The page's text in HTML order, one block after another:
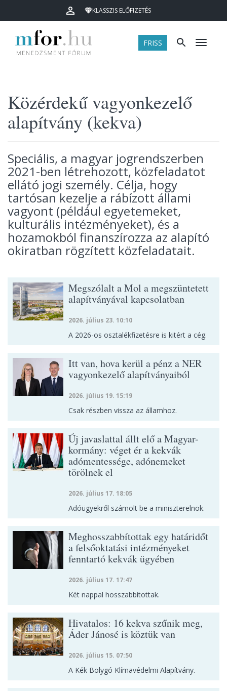
KLASSZIS ELŐFIZETÉS
FRISS Menü
Közérdekű vagyonkezelő
alapítvány (kekva)
Speciális, a magyar jogrendszerben
2021-ben létrehozott, közfeladatot
ellátó jogi személy. Célja, hogy
tartósan kezelje a rábízott állami
vagyont (például egyetemeket,
kulturális intézményeket), és a
hozamokból finanszírozza az alapító
okiratban rögzített közfeladatait.
Megszólalt a Mol a megszüntetett
alapítványával kapcsolatban
2026. július 23. 10:10
A 2026-os osztalékfizetésre is kitért a cég.
Itt van, hova kerül a pénz a NER
vagyonkezelő alapítványaiból
2026. július 19. 15:19
Csak részben vissza az államhoz.
Új javaslattal állt elő a Magyar-
kormány: véget ér a kekvák
adómentessége, adónemeket
törölnek el
2026. július 17. 18:05
Adóügyekről számolt be a miniszterelnök.
Meghosszabbítottak egy határidőt
a felsőoktatási intézményeket
fenntartó kekvák ügyében
2026. július 17. 17:47
Két nappal hosszabbítottak.
Hivatalos: 16 kekva szűnik meg,
Áder Jánosé is köztük van
2026. július 15. 07:50
A Kék Bolygó Klímavédelmi Alapítvány.